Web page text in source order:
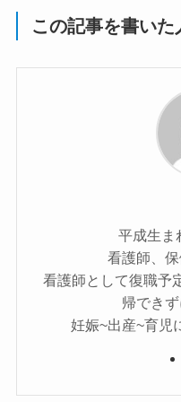
この記事を書いた
平成生ま
看護師、保
看護師として復職予
帰できず
妊娠~出産~育児